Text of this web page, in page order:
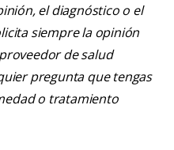
el diagnóstico o el
siempre la opinión
de salud
pregunta que tengas
o tratamiento